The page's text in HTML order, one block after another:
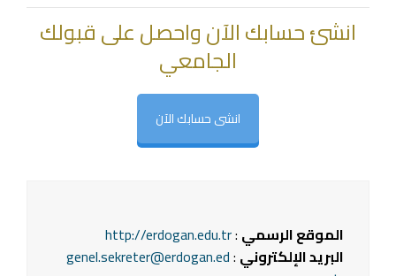
انشئ حسابك الآن واحصل على قبولك
الجامعي
انشى حسابك الآن
الموقع الرسمي :
http://erdogan.edu.tr
البريد الإلكتروني :
genel.sekreter@erdogan.ed